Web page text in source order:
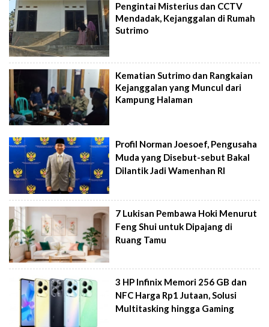
Pengintai Misterius dan CCTV
Mendadak, Kejanggalan di Rumah
Sutrimo
Kematian Sutrimo dan Rangkaian
Kejanggalan yang Muncul dari
Kampung Halaman
Profil Norman Joesoef, Pengusaha
Muda yang Disebut-sebut Bakal
Dilantik Jadi Wamenhan RI
7 Lukisan Pembawa Hoki Menurut
Feng Shui untuk Dipajang di
Ruang Tamu
3 HP Infinix Memori 256 GB dan
NFC Harga Rp1 Jutaan, Solusi
Multitasking hingga Gaming